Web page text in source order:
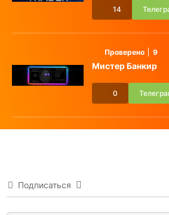
14
Проверено 9
Мистер Банкир
0
Подписаться